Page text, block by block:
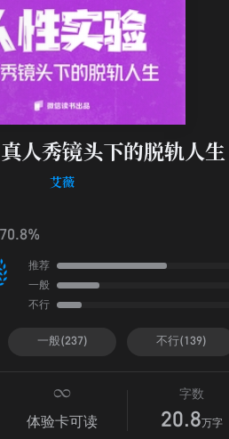
人秀镜头下的脱轨人生
艾薇
推荐
一般
不行
一般(237) 不行(139)
体验卡可读
字数
20.8万字